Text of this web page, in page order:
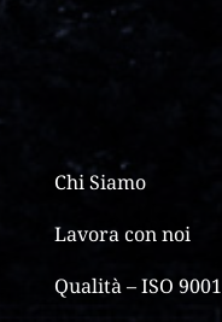
Chi Siamo
Lavora con noi
Qualità – ISO 9001